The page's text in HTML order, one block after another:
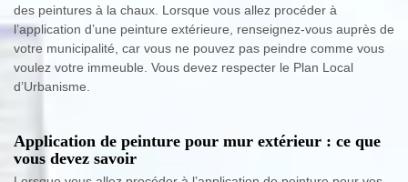
des peintures à la chaux. Lorsque vous allez procéder à
l’application d’une peinture extérieure, renseignez-vous auprès de
votre municipalité, car vous ne pouvez pas peindre comme vous
voulez votre immeuble. Vous devez respecter le Plan Local
d’Urbanisme.
Application de peinture pour mur extérieur : ce que
vous devez savoir